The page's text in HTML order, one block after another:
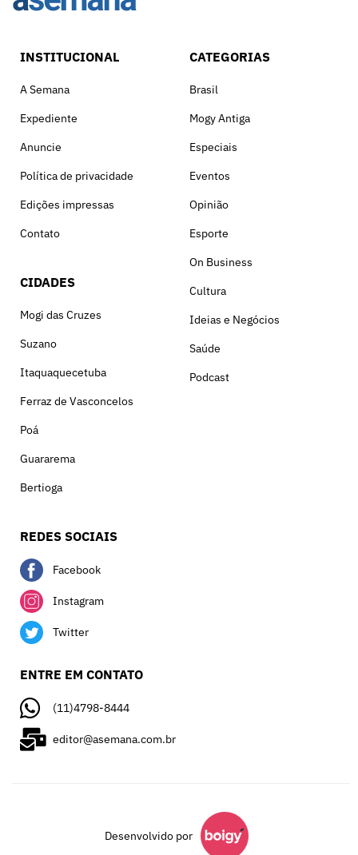
INSTITUCIONAL
A Semana
Expediente
Anuncie
Política de privacidade
Edições impressas
Contato
CIDADES
Mogi das Cruzes
Suzano
Itaquaquecetuba
Ferraz de Vasconcelos
Poá
Guararema
Bertioga
CATEGORIAS
Brasil
Mogy Antiga
Especiais
Eventos
Opinião
Esporte
On Business
Cultura
Ideias e Negócios
Saúde
Podcast
REDES SOCIAIS
Facebook
Instagram
Twitter
ENTRE EM CONTATO
(11)4798-8444
editor@asemana.com.br
Desenvolvido por